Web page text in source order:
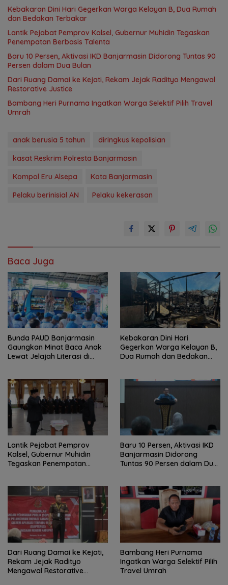
Kebakaran Dini Hari Gegerkan Warga Kelayan B, Dua Rumah
dan Bedakan Terbakar
Lantik Pejabat Pemprov Kalsel, Gubernur Muhidin Tegaskan
Penempatan Berbasis Talenta
Baru 10 Persen, Aktivasi IKD Banjarmasin Didorong Tuntas 90
Persen dalam Dua Bulan
Dari Ruang Damai ke Kejati, Rekam Jejak Radityo Mengawal
Restorative Justice
Bambang Heri Purnama Ingatkan Warga Selektif Pilih Travel
Umrah
anak berusia 5 tahun
diringkus kepolisian
kasat Reskrim Polresta Banjarmasin
Kompol Eru Alsepa
Kota Banjarmasin
Pelaku berinisial AN
Pelaku kekerasan
Baca Juga
Bunda PAUD Banjarmasin
Gaungkan Minat Baca Anak
Lewat Jelajah Literasi di
Kebakaran Dini Hari
Gegerkan Warga Kelayan B,
Dua Rumah dan Bedakan
Lantik Pejabat Pemprov
Kalsel, Gubernur Muhidin
Tegaskan Penempatan
Baru 10 Persen, Aktivasi IKD
Banjarmasin Didorong
Tuntas 90 Persen dalam Dua
Dari Ruang Damai ke Kejati,
Rekam Jejak Radityo
Mengawal Restorative
Bambang Heri Purnama
Ingatkan Warga Selektif Pilih
Travel Umrah